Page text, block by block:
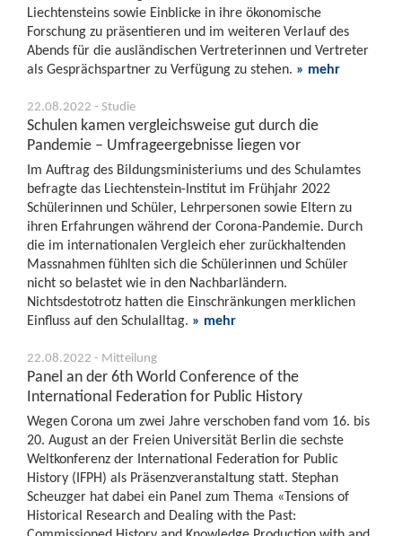
Liechtensteins sowie Einblicke in ihre ökonomische
Forschung zu präsentieren und im weiteren Verlauf des
Abends für die ausländischen Vertreterinnen und Vertreter
als Gesprächspartner zu Verfügung zu stehen. » mehr
22.08.2022 - Studie
Schulen kamen vergleichsweise gut durch die
Pandemie – Umfrageergebnisse liegen vor
Im Auftrag des Bildungsministeriums und des Schulamtes
befragte das Liechtenstein-Institut im Frühjahr 2022
Schülerinnen und Schüler, Lehrpersonen sowie Eltern zu
ihren Erfahrungen während der Corona-Pandemie. Durch
die im internationalen Vergleich eher zurückhaltenden
Massnahmen fühlten sich die Schülerinnen und Schüler
nicht so belastet wie in den Nachbarländern.
Nichtsdestotrotz hatten die Einschränkungen merklichen
Einfluss auf den Schulalltag. » mehr
22.08.2022 - Mitteilung
Panel an der 6th World Conference of the
International Federation for Public History
Wegen Corona um zwei Jahre verschoben fand vom 16. bis
20. August an der Freien Universität Berlin die sechste
Weltkonferenz der International Federation for Public
History (IFPH) als Präsenzveranstaltung statt. Stephan
Scheuzger hat dabei ein Panel zum Thema «Tensions of
Historical Research and Dealing with the Past: